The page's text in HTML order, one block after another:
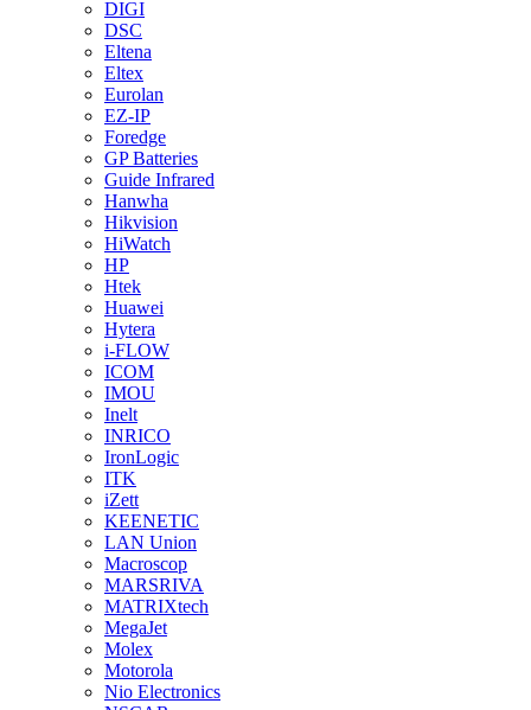
DIGI
DSC
Eltena
Eltex
Eurolan
EZ-IP
Foredge
GP Batteries
Guide Infrared
Hanwha
Hikvision
HiWatch
HP
Htek
Huawei
Hytera
i-FLOW
ICOM
IMOU
Inelt
INRICO
IronLogic
ITK
iZett
KEENETIC
LAN Union
Macroscop
MARSRIVA
MATRIXtech
MegaJet
Molex
Motorola
Nio Electronics